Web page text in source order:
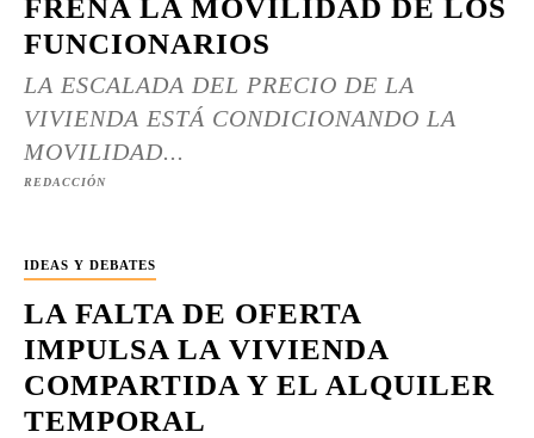
FRENA LA MOVILIDAD DE LOS
FUNCIONARIOS
LA ESCALADA DEL PRECIO DE LA
VIVIENDA ESTÁ CONDICIONANDO LA
MOVILIDAD...
REDACCIÓN
IDEAS Y DEBATES
LA FALTA DE OFERTA
IMPULSA LA VIVIENDA
COMPARTIDA Y EL ALQUILER
TEMPORAL